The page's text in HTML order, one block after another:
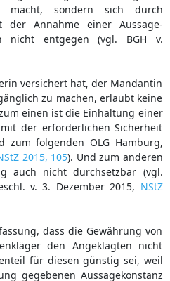
macht, sondern sich durch
der Annahme einer Aussage-
nicht entgegen (vgl. BGH v.
versichert hat, der Mandantin
zu machen, erlaubt keine
einen ist die Einhaltung einer
der erforderlichen Sicherheit
zum folgenden OLG Hamburg,
2015, 105). Und zum anderen
auch nicht durchsetzbar (vgl.
v. 3. Dezember 2015, NStZ
dass die Gewährung von
den Angeklagten nicht
für diesen günstig sei, weil
gegebenen Aussagekonstanz